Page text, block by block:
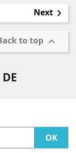
Next 
to top 